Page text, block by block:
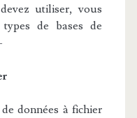
utiliser, vous
de bases de
données à fichier